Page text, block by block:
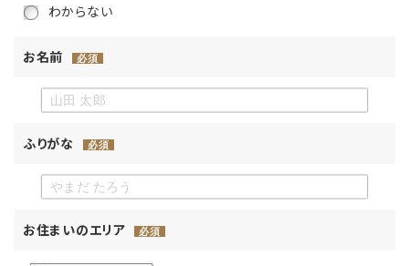
わからない
お名前 必須
ふりがな 必須
お住まいのエリア 必須